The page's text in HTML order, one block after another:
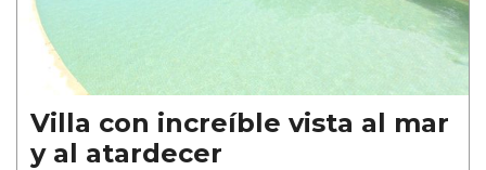
Villa con increíble vista al mar
y al atardecer